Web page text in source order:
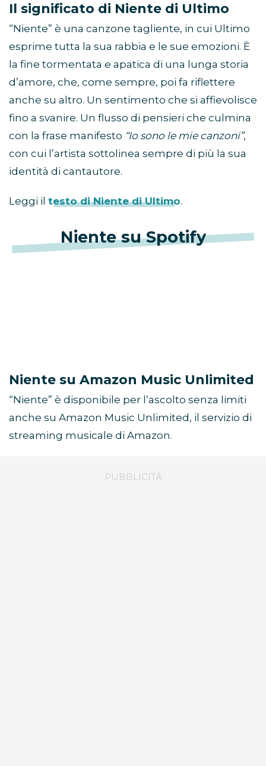
Il significato di Niente di Ultimo
“Niente” è una canzone tagliente, in cui Ultimo
esprime tutta la sua rabbia e le sue emozioni. È
la fine tormentata e apatica di una lunga storia
d’amore, che, come sempre, poi fa riflettere
anche su altro. Un sentimento che si affievolisce
fino a svanire. Un flusso di pensieri che culmina
con la frase manifesto “Io sono le mie canzoni”,
con cui l’artista sottolinea sempre di più la sua
identità di cantautore.
Leggi il testo di Niente di Ultimo.
Niente su Spotify
Niente su Amazon Music Unlimited
“Niente” è disponibile per l’ascolto senza limiti
anche su Amazon Music Unlimited, il servizio di
streaming musicale di Amazon.